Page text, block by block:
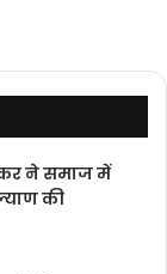
ने समाज में
की